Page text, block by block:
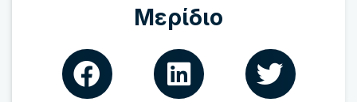
Μερίδιο